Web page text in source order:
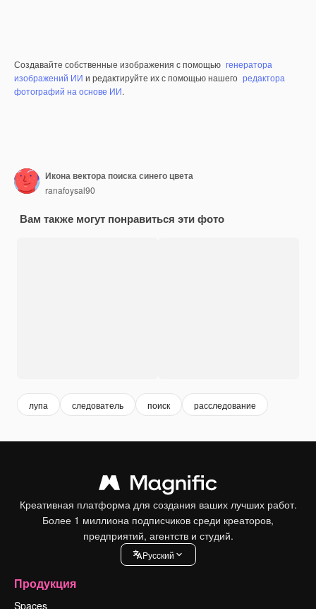
Создавайте собственные изображения с помощью генератора
изображений ИИ и редактируйте их с помощью нашего редактора
фотографий на основе ИИ.
Икона вектора поиска синего цвета
ranafoysal90
Вам также могут понравиться эти фото
лупа следователь поиск расследование
Креативная платформа для создания ваших лучших работ.
Более 1 миллиона подписчиков среди креаторов,
предприятий, агентств и студий.
Pусский
Продукция
Spaces